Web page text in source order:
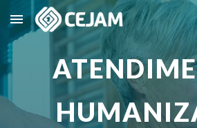
Skip to main content